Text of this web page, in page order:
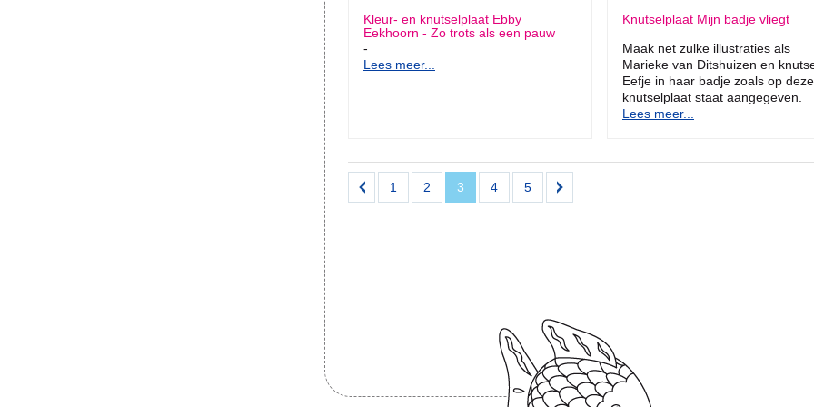
Kleur- en knutselplaat Ebby
Eekhoorn - Zo trots als een pauw
-
Lees meer...
Knutselplaat Mijn badje vliegt
Maak net zulke illustraties als
Marieke van Ditshuizen en
Eefje in haar badje zoals op deze
knutselplaat staat aangegeven.
Lees meer...
1 2 3 4 5